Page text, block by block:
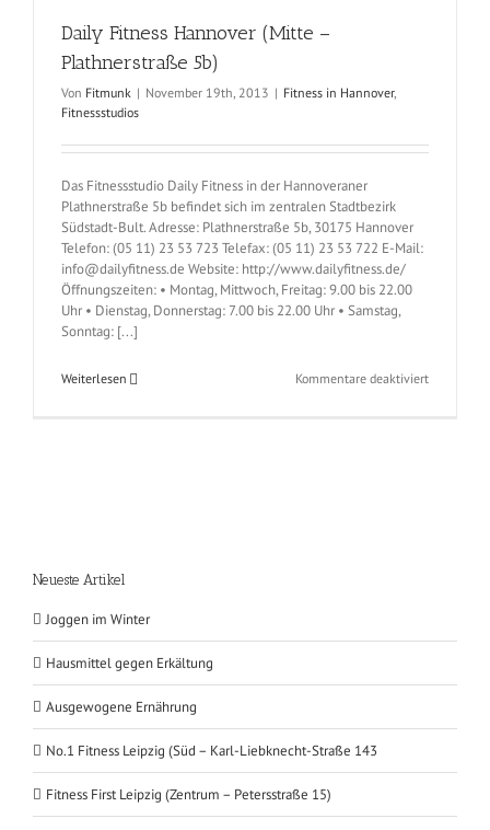
Daily Fitness Hannover (Mitte –
Plathnerstraße 5b)
Von Fitmunk | November 19th, 2013 | Fitness in Hannover,
Fitnessstudios
Das Fitnessstudio Daily Fitness in der Hannoveraner
Plathnerstraße 5b befindet sich im zentralen Stadtbezirk
Südstadt-Bult. Adresse: Plathnerstraße 5b, 30175 Hannover
Telefon: (05 11) 23 53 723 Telefax: (05 11) 23 53 722 E-Mail:
info@dailyfitness.de Website: http://www.dailyfitness.de/
Öffnungszeiten: • Montag, Mittwoch, Freitag: 9.00 bis 22.00
Uhr • Dienstag, Donnerstag: 7.00 bis 22.00 Uhr • Samstag,
Sonntag: [...]
Weiterlesen Kommentare deaktiviertfür
Neueste Artikel
Joggen im Winter
Hausmittel gegen Erkältung
Ausgewogene Ernährung
No.1 Fitness Leipzig (Süd – Karl-Liebknecht-Straße 143
Fitness First Leipzig (Zentrum – Petersstraße 15)